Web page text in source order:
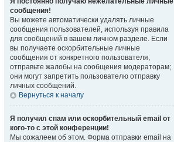
сообщения!
Вы можете автоматически удалять личные
сообщения пользователей, используя правила
для сообщений в вашем личном разделе. Если
вы получаете оскорбительные личные
сообщения от конкретного пользователя,
отправьте жалобы на сообщения модераторам;
они могут запретить пользователю отправку
личных сообщений.
Вернуться к началу
Я получил спам или оскорбительный email от
кого-то с этой конференции!
Мы сожалеем об этом. Форма отправки email на